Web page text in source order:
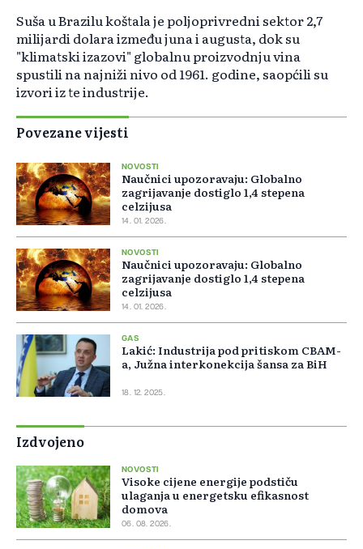
Suša u Brazilu koštala je poljoprivredni sektor 2,7
milijardi dolara između juna i augusta, dok su
"klimatski izazovi" globalnu proizvodnju vina
spustili na najniži nivo od 1961. godine, saopćili su
izvori iz te industrije.
Povezane vijesti
NOVOSTI
Naučnici upozoravaju: Globalno
zagrijavanje dostiglo 1,4 stepena
celzijusa
14. 01. 2026.
NOVOSTI
Naučnici upozoravaju: Globalno
zagrijavanje dostiglo 1,4 stepena
celzijusa
14. 01. 2026.
GAS
Lakić: Industrija pod pritiskom CBAM-
a, Južna interkonekcija šansa za BiH
18. 12. 2025.
Izdvojeno
NOVOSTI
Visoke cijene energije podstiču
ulaganja u energetsku efikasnost
domova
06. 08. 2026.